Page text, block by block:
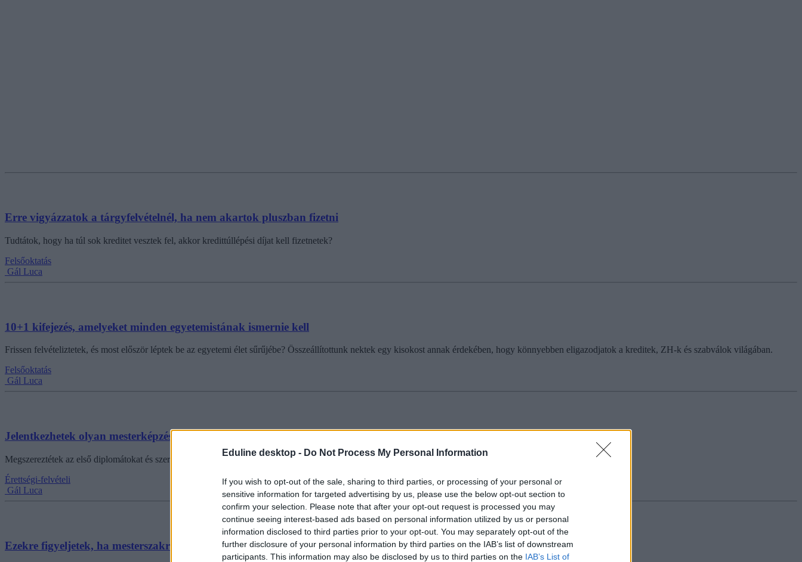
Eduline desktop - Do Not Process My Personal Information
If you wish to opt-out of the sale, sharing to third parties, or processing of your personal or
sensitive information for targeted advertising by us, please use the below opt-out section to
confirm your selection. Please note that after your opt-out request is processed you may
continue seeing interest-based ads based on personal information utilized by us or personal
information disclosed to third parties prior to your opt-out. You may separately opt-out of the
further disclosure of your personal information by third parties on the IAB’s list of downstream
participants. This information may also be disclosed by us to third parties on the IAB’s List of
Erre vigyázzatok a tárgyfelvételnél, ha nem akartok pluszban fizetni
Tudtátok, hogy ha túl sok kreditet vesztek fel, akkor kredittúllépési díjat kell fizetnetek?
Felsőoktatás
Gál Luca
10+1 kifejezés, amelyeket minden egyetemistának ismernie kell
Frissen felvételiztetek, és most először léptek be az egyetemi élet sűrűjébe? Összeállítottunk nektek egy kisokost annak érdekében, hogy könnyebben eligazodjatok a kreditek, ZH-k és szabválok világában.
Felsőoktatás
Gál Luca
Jelentkezhetek olyan mesterképzésre, amely nem kapcsolódik az alapdiplomámhoz?
Megszereztétek az első diplomátokat és szeretnétek továbbtanulni, de nem olyan szakon, ami a megszerzett szakmátokhoz kötődik? Mutatjuk, melyek a lehetőségeitek.
Érettségi-felvételi
Gál Luca
Ezekre figyeljetek, ha mesterszakra jelentkeztetek